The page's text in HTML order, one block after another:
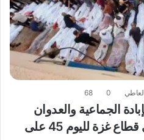
0
68
الجماعية والعدوان
الإسرائيلي المتواصل على قطاع غزة لليوم 45 على